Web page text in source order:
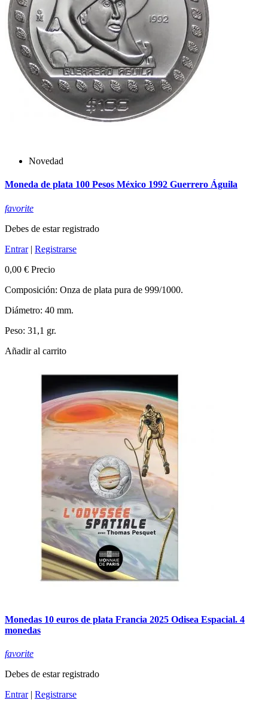
Novedad
Moneda de plata 100 Pesos México 1992 Guerrero Águila
favorite
Debes de estar registrado
Entrar| Registrarse
0,00 € Precio
Composición: Onza de plata pura de 999/1000.
Diámetro: 40 mm.
Peso: 31,1 gr.
Añadir al carrito
Monedas 10 euros de plata Francia 2025 Odisea Espacial. 4
monedas
favorite
Debes de estar registrado
Entrar| Registrarse